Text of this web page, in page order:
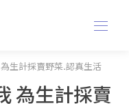
生計採賣野菜.認真生活
為生計採賣